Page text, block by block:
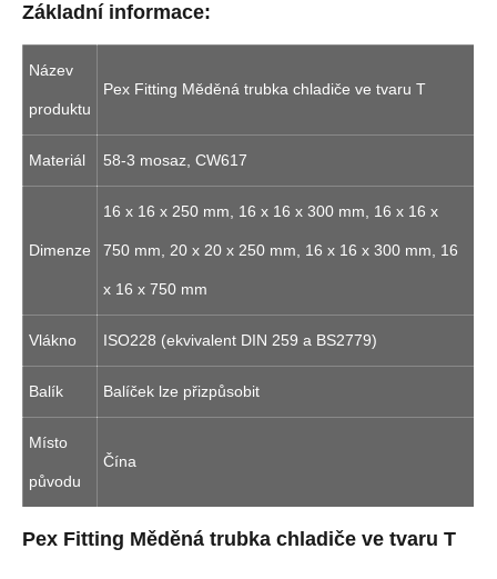
Základní informace:
Název
produktu
Pex Fitting Měděná trubka chladiče ve tvaru T
Materiál 58-3 mosaz, CW617
Dimenze
16 x 16 x 250 mm, 16 x 16 x 300 mm, 16 x 16 x
750 mm, 20 x 20 x 250 mm, 16 x 16 x 300 mm, 16
x 16 x 750 mm
Vlákno ISO228 (ekvivalent DIN 259 a BS2779)
Balík Balíček lze přizpůsobit
Místo
původu
Čína
Pex Fitting Měděná trubka chladiče ve tvaru T